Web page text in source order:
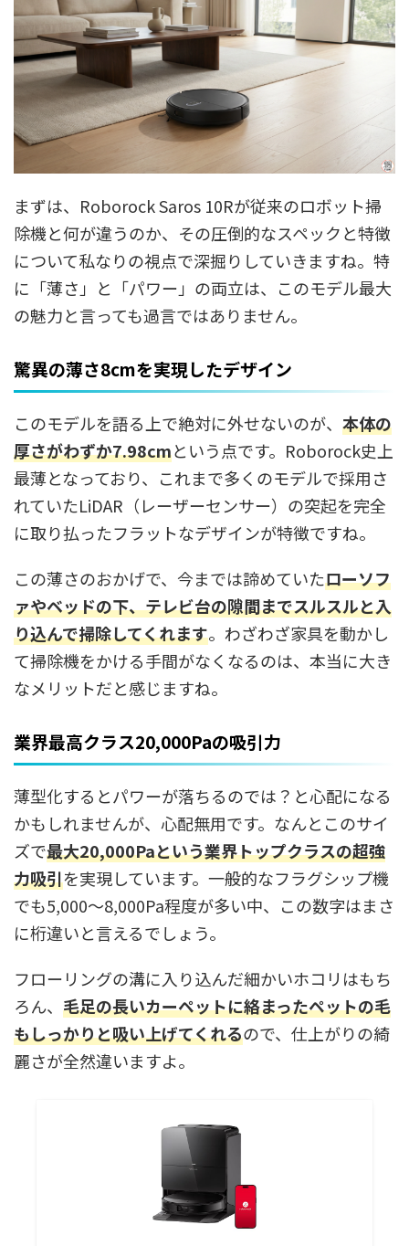
まずは、Roborock Saros 10Rが従来のロボット掃
除機と何が違うのか、その圧倒的なスペックと特徴
について私なりの視点で深掘りしていきますね。特
に「薄さ」と「パワー」の両立は、このモデル最大
の魅力と言っても過言ではありません。
驚異の薄さ8cmを実現したデザイン
このモデルを語る上で絶対に外せないのが、 本体の
厚さがわずか7.98cmという点です。Roborock史上
最薄となっており、これまで多くのモデルで採用さ
れていたLiDAR（レーザーセンサー）の突起を完全
に取り払ったフラットなデザインが特徴ですね。
この薄さのおかげで、今までは諦めていたローソフ
ァやベッドの下、テレビ台の隙間までスルスルと入
り込んで掃除してくれます。わざわざ家具を動かし
て掃除機をかける手間がなくなるのは、本当に大き
なメリットだと感じますね。
業界最高クラス20,000Paの吸引力
薄型化するとパワーが落ちるのでは？と心配になる
かもしれませんが、心配無用です。なんとこのサイ
ズで最大20,000Paという業界トップクラスの超強
力吸引を実現しています。一般的なフラグシップ機
でも5,000〜8,000Pa程度が多い中、この数字はまさ
に桁違いと言えるでしょう。
フローリングの溝に入り込んだ細かいホコリはもち
ろん、 毛足の長いカーペットに絡まったペットの毛
もしっかりと吸い上げてくれるので、仕上がりの綺
麗さが全然違いますよ。